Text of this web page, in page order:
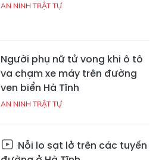
AN NINH TRẬT TỰ
Người phụ nữ tử vong khi ô tô
va chạm xe máy trên đường
ven biển Hà Tĩnh
AN NINH TRẬT TỰ
Nỗi lo sạt lở trên các tuyến